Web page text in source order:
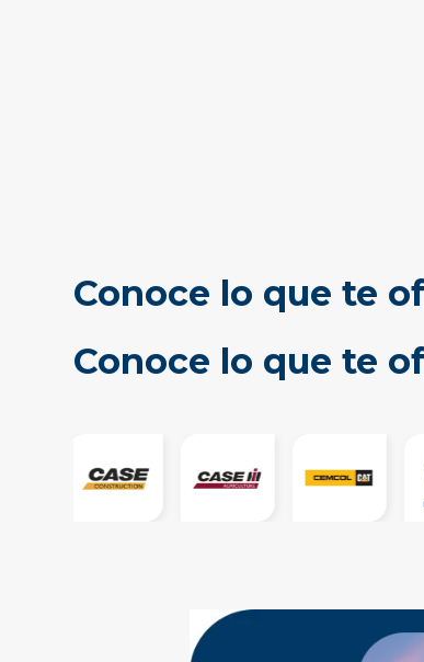
Conoce lo que te
Conoce lo que te